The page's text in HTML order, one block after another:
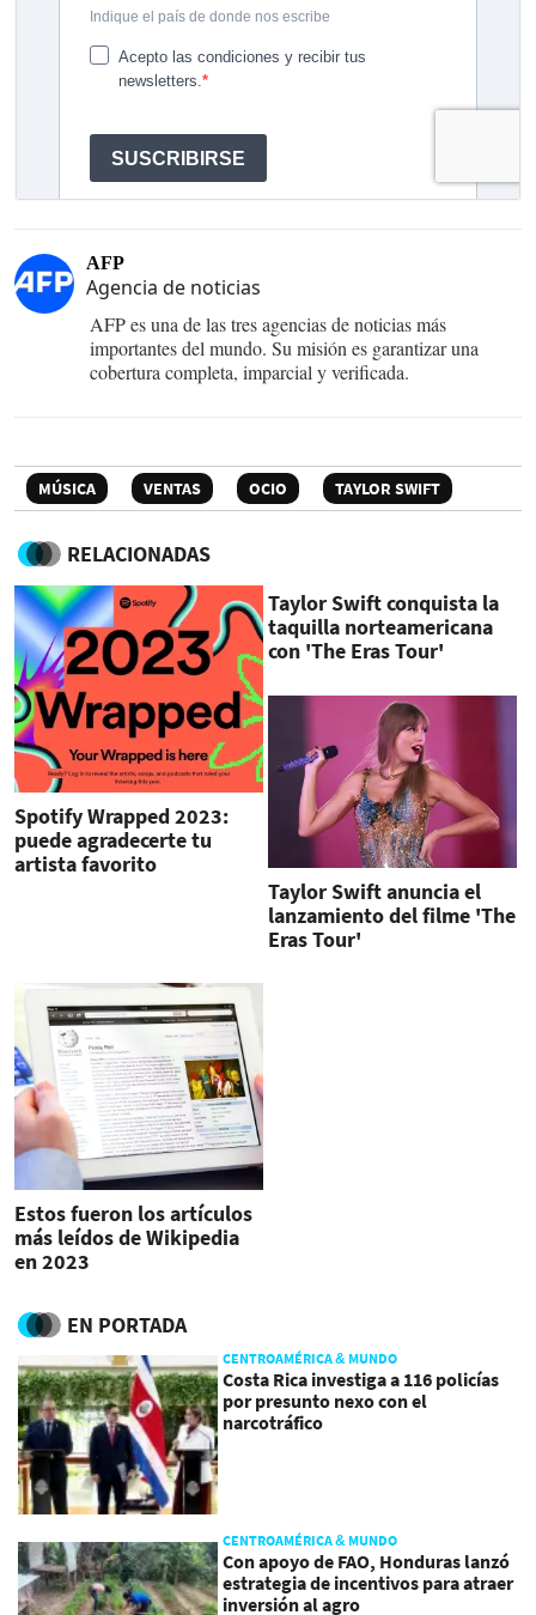
AFP
Agencia de noticias
AFP es una de las tres agencias de noticias más
importantes del mundo. Su misión es garantizar una
cobertura completa, imparcial y verificada.
MÚSICA VENTAS OCIO TAYLOR SWIFT
RELACIONADAS
Spotify Wrapped 2023:
puede agradecerte tu
artista favorito
Taylor Swift conquista la
taquilla norteamericana
con 'The Eras Tour'
Taylor Swift anuncia el
lanzamiento del filme 'The
Eras Tour'
Estos fueron los artículos
más leídos de Wikipedia
en 2023
EN PORTADA
CENTROAMÉRICA & MUNDO
Costa Rica investiga a 116 policías
por presunto nexo con el
narcotráfico
CENTROAMÉRICA & MUNDO
Con apoyo de FAO, Honduras lanzó
estrategia de incentivos para atraer
inversión al agro